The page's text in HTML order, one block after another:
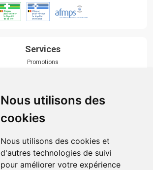
Nous utilisons des
cookies
Nous utilisons des cookies et
d'autres technologies de suivi
pour améliorer votre expérience
Services
Promotions
Actualités & conseils
Événements
Marques
Suivez-nous